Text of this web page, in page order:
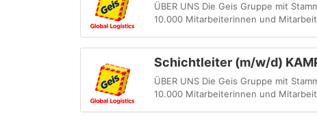
ÜBER UNS Die Geis Gruppe mit
10.000 Mitarbeiterinnen und
Schichtleiter (m/w/d)
ÜBER UNS Die Geis Gruppe mit
10.000 Mitarbeiterinnen und